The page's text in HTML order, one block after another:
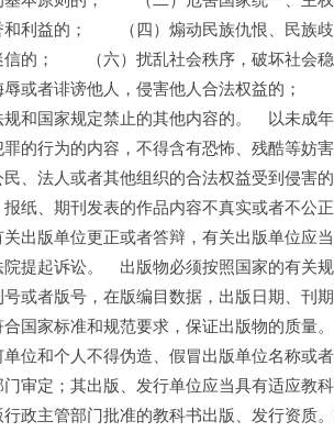
利益的；　　（四）煽动民族仇恨、民族
的；　　（六）扰乱社会秩序，破坏社会
或者诽谤他人，侵害他人合法权益的；　
和国家规定禁止的其他内容的。　以未成
的行为的内容，不得含有恐怖、残酷等妨
、法人或者其他组织的合法权益受到侵害
纸、期刊发表的作品内容不真实或者不公
出版单位更正或者答辩，有关出版单位应
提起诉讼。　出版物必须按照国家的有关
或者版号，在版编目数据，出版日期、刊
国家标准和规范要求，保证出版物的质量
位和个人不得伪造、假冒出版单位名称或
审定；其出版、发行单位应当具有适应教
政主管部门批准的教科书出版、发行资质